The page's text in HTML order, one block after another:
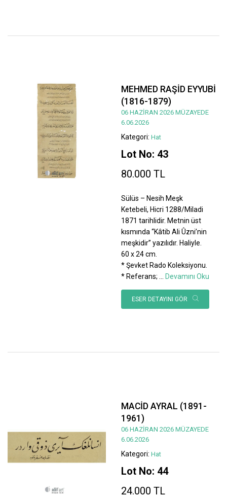
MEHMED RAŞİD EYYUBİ
(1816-1879)
06 HAZİRAN 2026 MÜZAYEDE
6.06.2026
Kategori: Hat
Lot No: 43
80.000 TL
Sülüs – Nesih Meşk
Ketebeli, Hicri 1288/Miladi
1871 tarihlidir. Metnin üst
kısmında “Kâtib Ali Ûzni’nin
meşkidir” yazılıdır. Haliyle.
60 x 24 cm.
* Şevket Rado Koleksiyonu.
* Referans;
Devamını Oku
ESER DETAYINI GÖR
MACİD AYRAL (1891-
1961)
06 HAZİRAN 2026 MÜZAYEDE
6.06.2026
Kategori: Hat
Lot No: 44
24.000 TL